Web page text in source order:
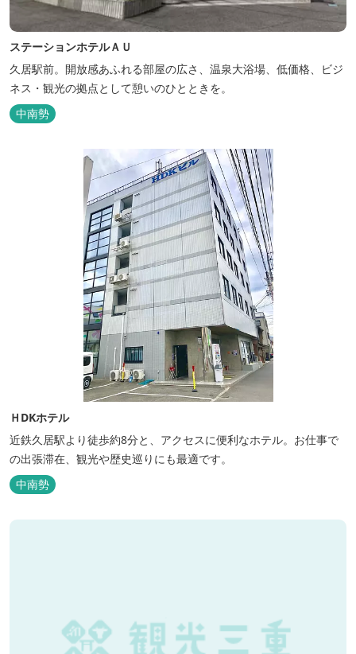
ステーションホテルＡＵ
久居駅前。開放感あふれる部屋の広さ、温泉大浴場、低価格、ビジ
ネス・観光の拠点として憩いのひとときを。
中南勢
ＨDKホテル
近鉄久居駅より徒歩約8分と、アクセスに便利なホテル。お仕事で
の出張滞在、観光や歴史巡りにも最適です。
中南勢